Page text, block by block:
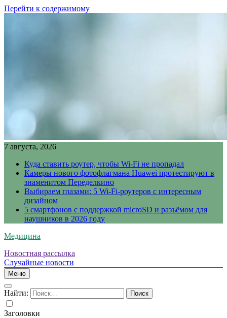
Перейти к содержимому
7 августа, 2026
Куда ставить роутер, чтобы Wi-Fi не пропадал
Камеры нового фотофлагмана Huawei протестируют в
знаменитом Переделкино
Выбираем глазами: 5 Wi-Fi-роутеров с интересным
дизайном
5 смартфонов с поддержкой microSD и разъёмом для
наушников в 2026 году
Медицина
Новостная рассылка
Случайные новости
Меню
Найти:
Заголовки